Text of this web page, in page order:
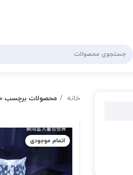
خانه محصولات برچسب
اتمام موجودی